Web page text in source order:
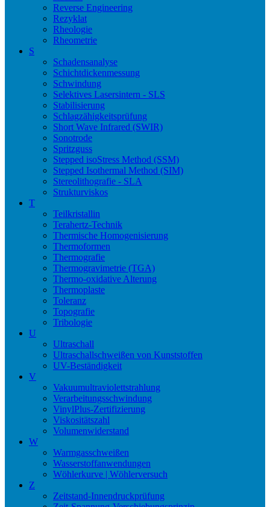
Reverse Engineering
Rezyklat
Rheologie
Rheometrie
S
Schadensanalyse
Schichtdickenmessung
Schwindung
Selektives Lasersintern - SLS
Stabilisierung
Schlagzähigkeitsprüfung
Short Wave Infrared (SWIR)
Sonotrode
Spritzguss
Stepped isoStress Method (SSM)
Stepped Isothermal Method (SIM)
Stereolithografie - SLA
Strukturviskos
T
Teilkristallin
Terahertz-Technik
Thermische Homogenisierung
Thermoformen
Thermografie
Thermogravimetrie (TGA)
Thermo-oxidative Alterung
Thermoplaste
Toleranz
Topografie
Tribologie
U
Ultraschall
Ultraschallschweißen von Kunststoffen
UV-Beständigkeit
V
Vakuumultraviolettstrahlung
Verarbeitungsschwindung
VinylPlus-Zertifizierung
Viskositätszahl
Volumenwiderstand
W
Warmgasschweißen
Wasserstoffanwendungen
Wöhlerkurve | Wöhlerversuch
Z
Zeitstand-Innendruckprüfung